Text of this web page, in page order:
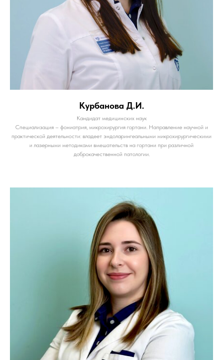
Курбанова Д.И.
Кандидат медицинских наук
Специализация – фониатрия, микрохирургия гортани. Направление научной и
практической деятельности: владеет эндоларингеальными микрохирургическими
и лазерными методиками вмешательств на гортани при различной
доброкачественной патологии.